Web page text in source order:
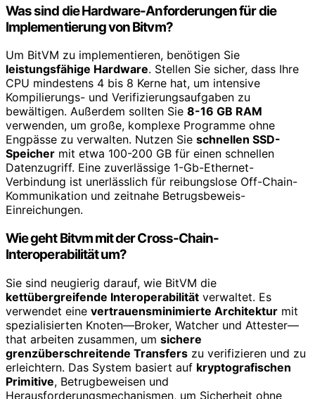
Was sind die Hardware-Anforderungen für die
Implementierung von Bitvm?
Um BitVM zu implementieren, benötigen Sie
leistungsfähige Hardware. Stellen Sie sicher, dass Ihre
CPU mindestens 4 bis 8 Kerne hat, um intensive
Kompilierungs- und Verifizierungsaufgaben zu
bewältigen. Außerdem sollten Sie 8-16 GB RAM
verwenden, um große, komplexe Programme ohne
Engpässe zu verwalten. Nutzen Sie schnellen SSD-
Speicher mit etwa 100-200 GB für einen schnellen
Datenzugriff. Eine zuverlässige 1-Gb-Ethernet-
Verbindung ist unerlässlich für reibungslose Off-Chain-
Kommunikation und zeitnahe Betrugsbeweis-
Einreichungen.
Wie geht Bitvm mit der Cross-Chain-
Interoperabilität um?
Sie sind neugierig darauf, wie BitVM die
kettübergreifende Interoperabilität verwaltet. Es
verwendet eine vertrauensminimierte Architektur mit
spezialisierten Knoten—Broker, Watcher und Attester—
that arbeiten zusammen, um sichere
grenzüberschreitende Transfers zu verifizieren und zu
erleichtern. Das System basiert auf kryptografischen
Primitive, Betrugbeweisen und
Herausforderungsmechanismen, um Sicherheit ohne